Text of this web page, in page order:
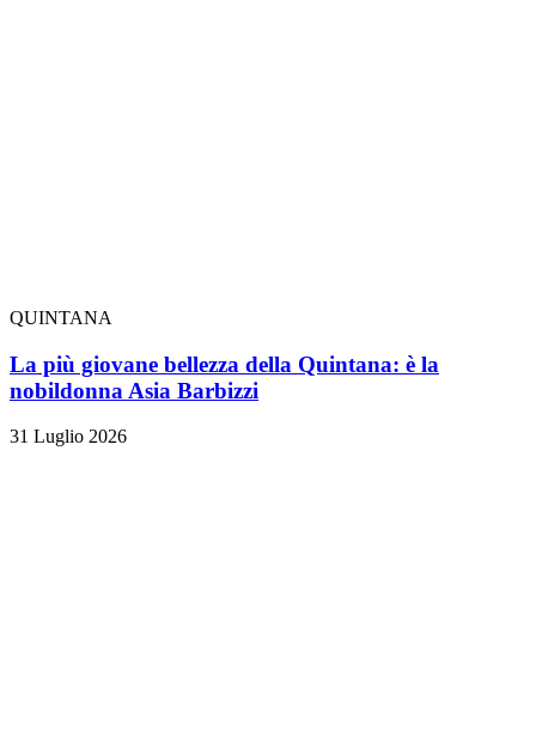
QUINTANA
La più giovane bellezza della Quintana: è la
nobildonna Asia Barbizzi
31 Luglio 2026